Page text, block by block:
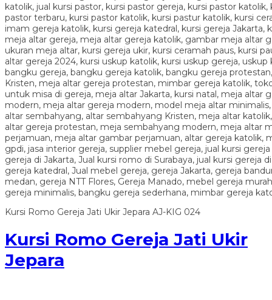
Kursi Romo Gereja Jati Ukir Jepara AJ-KIG 024
Kursi Romo Gereja Jati Ukir
Jepara